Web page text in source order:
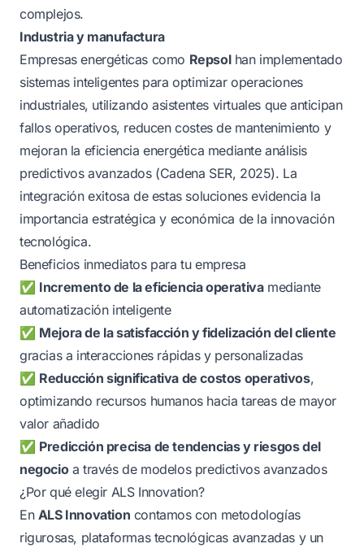
complejos.
Industria y manufactura
Empresas energéticas como Repsolhan implementado
sistemas inteligentes para optimizar operaciones
industriales, utilizando asistentes virtuales que anticipan
fallos operativos, reducen costes de mantenimiento y
mejoran la eficiencia energética mediante análisis
predictivos avanzados (Cadena SER, 2025). La
integración exitosa de estas soluciones evidencia la
importancia estratégica y económica de la innovación
tecnológica.
Beneficios inmediatos para tu empresa
✅ Incremento de la eficiencia operativamediante
automatización inteligente
✅ Mejora de la satisfacción y fidelización del cliente
gracias a interacciones rápidas y personalizadas
✅ Reducción significativa de costos operativos,
optimizando recursos humanos hacia tareas de mayor
valor añadido
✅ Predicción precisa de tendencias y riesgos del
negocioa través de modelos predictivos avanzados
¿Por qué elegir ALS Innovation?
En ALS Innovation contamos con metodologías
rigurosas, plataformas tecnológicas avanzadas y un